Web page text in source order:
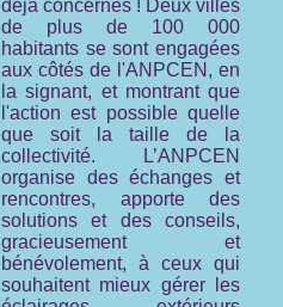
déjà concernés ! Deux villes
de plus de 100 000
habitants se sont engagées
aux côtés de l'ANPCEN, en
la signant, et montrant que
l'action est possible quelle
que soit la taille de la
collectivité. L’ANPCEN
organise des échanges et
rencontres, apporte des
solutions et des conseils,
gracieusement et
bénévolement, à ceux qui
souhaitent mieux gérer les